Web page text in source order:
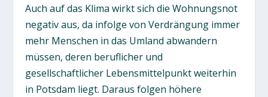
Auch auf das Klima wirkt sich die Wohnungsnot
negativ aus, da infolge von Verdrängung immer
mehr Menschen in das Umland abwandern
müssen, deren beruflicher und
gesellschaftlicher Lebensmittelpunkt weiterhin
in Potsdam liegt. Daraus folgen höhere